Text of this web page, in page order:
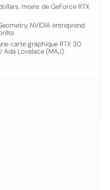
moins de GeForce RTX
NVIDIA entreprend
carte graphique RTX 30
Ada Lovelace (MAJ)